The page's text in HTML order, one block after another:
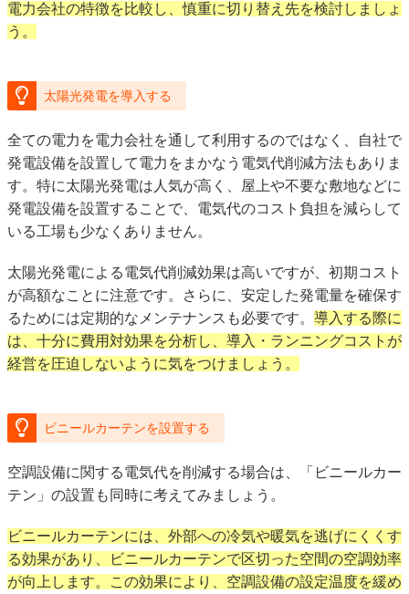
電力会社の特徴を比較し、慎重に切り替え先を検討しましょ
う。
太陽光発電を導入する
全ての電力を電力会社を通して利用するのではなく、自社で
発電設備を設置して電力をまかなう電気代削減方法もありま
す。特に太陽光発電は人気が高く、屋上や不要な敷地などに
発電設備を設置することで、電気代のコスト負担を減らして
いる工場も少なくありません。
太陽光発電による電気代削減効果は高いですが、初期コスト
が高額なことに注意です。さらに、安定した発電量を確保す
るためには定期的なメンテナンスも必要です。 導入する際に
は、十分に費用対効果を分析し、導入・ランニングコストが
経営を圧迫しないように気をつけましょう。
ビニールカーテンを設置する
空調設備に関する電気代を削減する場合は、「ビニールカー
テン」の設置も同時に考えてみましょう。
ビニールカーテンには、外部への冷気や暖気を逃げにくくす
る効果があり、ビニールカーテンで区切った空間の空調効率
が向上します。この効果により、空調設備の設定温度を緩め